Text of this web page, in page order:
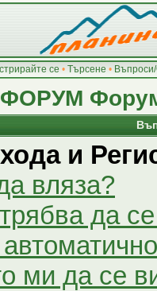
се • Търсене •
и
вляза?
да се
ми да се